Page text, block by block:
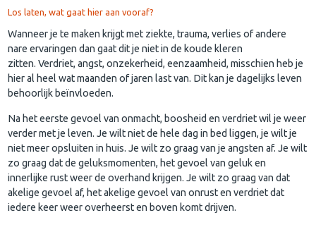
Los laten, wat gaat hier aan vooraf?
Wanneer je te maken krijgt met ziekte, trauma, verlies of andere
nare ervaringen dan gaat dit je niet in de koude kleren
zitten. Verdriet, angst, onzekerheid, eenzaamheid, misschien heb je
hier al heel wat maanden of jaren last van. Dit kan je dagelijks leven
behoorlijk beïnvloeden.
Na het eerste gevoel van onmacht, boosheid en verdriet wil je weer
verder met je leven. Je wilt niet de hele dag in bed liggen, je wilt je
niet meer opsluiten in huis. Je wilt zo graag van je angsten af. Je wilt
zo graag dat de geluksmomenten, het gevoel van geluk en
innerlijke rust weer de overhand krijgen. Je wilt zo graag van dat
akelige gevoel af, het akelige gevoel van onrust en verdriet dat
iedere keer weer overheerst en boven komt drijven.